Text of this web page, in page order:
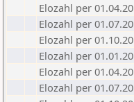
Elozahl per
Elozahl per
Elozahl per
Elozahl per
Elozahl per
Elozahl per